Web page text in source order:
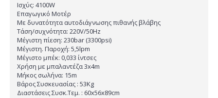
Ισχύς: 4100W
Επαγωγικό Μοτέρ
Με δυνατότητα αυτοδιάγνωσης πιθανής βλάβης
Τάση/συχνότητα: 220V/50Hz
Μέγιστη πίεση: 230bar (3300psi)
Μέγιστη. Παροχή: 5,5lpm
Μέγιστο μπέκ: 0,033 ίντσες
Χρήση με μπαλαντέζα 3x4m
Μήκος σωλήνα: 15m
Βάρος Συσκευασίας : 53Kg
Διαστάσεις Συσκ.Τεμ. : 60x56x89cm